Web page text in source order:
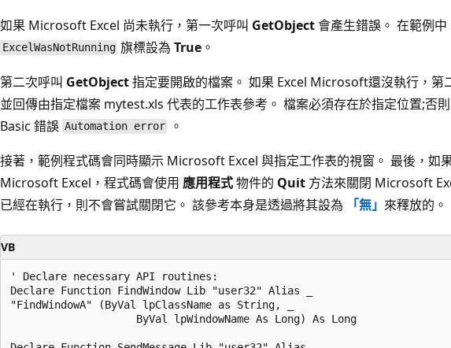
如果 Microsoft Excel 尚未執行，第一次呼叫 GetObject會產生錯誤。 在範例
ExcelWasNotRunning 旗標設為True 。
第二次呼叫 GetObject指定要開啟的檔案。 如果 Excel Microsoft還沒執行，第
並回傳由指定檔案 mytest.xls 代表的工作表參考。 檔案必須存在於指定位置;否
Basic 錯誤 Automation error
。
接著，範例程式碼會同時顯示 Microsoft Excel 與指定工作表的視窗。 最後，如
Microsoft Excel，程式碼會使用 應用程式物件的 Quit 方法來關閉 Microsoft
已經在執行，則不會嘗試關閉它。 該參考本身是透過將其設為
「無」 來釋放的。
VB
' Declare necessary API routines:
Declare Function FindWindow Lib "user32" Alias _
"FindWindowA" (ByVal lpClassName as String, _
                    ByVal lpWindowName As Long) As Long